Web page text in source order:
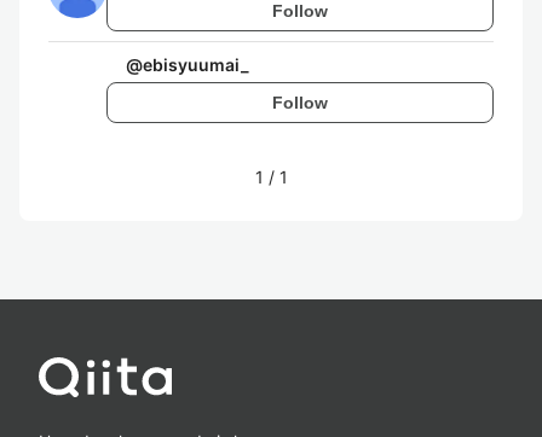
Follow
@ebisyuumai_
Follow
1 / 1